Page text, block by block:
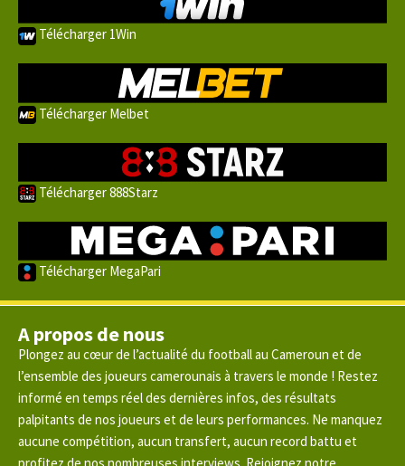
Télécharger 1Win
Télécharger Melbet
Télécharger 888Starz
Télécharger MegaPari
A propos de nous
Plongez au cœur de l’actualité du football au Cameroun et de
l’ensemble des joueurs camerounais à travers le monde ! Restez
informé en temps réel des dernières infos, des résultats
palpitants de nos joueurs et de leurs performances. Ne manquez
aucune compétition, aucun transfert, aucun record battu et